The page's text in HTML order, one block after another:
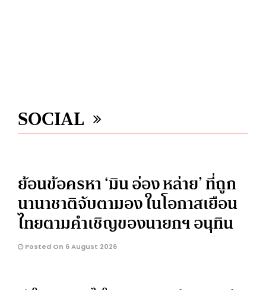
SOCIAL
ย้อนข้อครหา ‘มิน อ่อง หล่าย’ ที่ถูก
นานาชาติจับตามอง ในโอกาสเยือน
ไทยตามคำเชิญของนายกฯ อนุทิน
Posted On 6 August 2026